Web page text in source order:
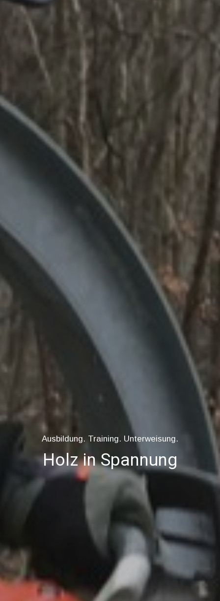
Ausbildung. Training. Unterweisung.
Holz in Spannung